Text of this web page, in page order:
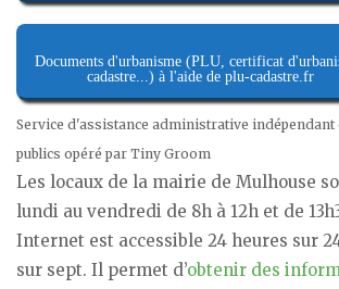
Documents d'urbanisme (PLU, certificat
cadastre...) à l'aide de plu-cadastre.fr
Service d'assistance administrative
publics opéré par Tiny Groom
Les locaux de la mairie de Mulhouse
lundi au vendredi de 8h à 12h et de
Internet est accessible 24 heures sur
sur sept. Il permet d’obtenir des